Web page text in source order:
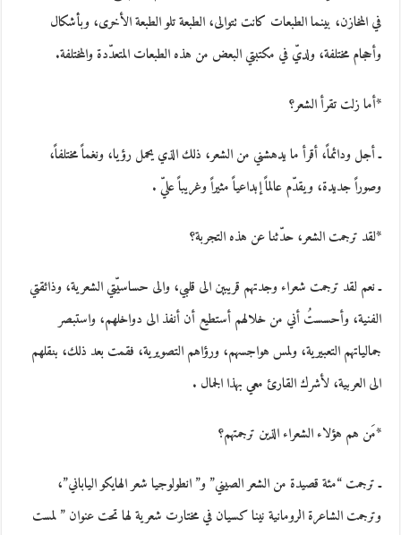
في المخازن، بينما الطبعات كانت تتوالى، الطبعة تلو الطبعة الأخرى، وبأشكال
وأحجام مختلفة، ولديّ في مكتبتي البعض من هذه الطبعات المتعدّدة والمختلفة.
*أما زلت تقرأ الشعر؟
ـ أجل ودائماً، أقرأ ما يدهشني من الشعر، ذلك الذي يحمل رؤيا، ونغماً مختلفاً،
وصوراً جديدة، ويقدّم عالماً إبداعياً مثيراً وغريباً عليّ .
*لقد ترجمت الشعر، حدّثنا عن هذه التجربة؟
ـ نعم لقد ترجمت شعراء وجدتهم قريبين الى قلبي، والى حساسيّتي الشعرية، وذائقتي
الفنية، وأحسستُ أني من خلالهم أستطيع أن أنفذ الى دواخلهم، واستبصر
جمالياتهم التعبيرية، ولمس هواجسهم، ورؤاهم التصويرية، فقمت بعد ذلك، بنقلهم
الى العربية، لأشرك القارئ معي بهذا الجمال .
*مَن هم هؤلاء الشعراء الذين ترجمتهم؟
ـ ترجمت “مئة قصيدة من الشعر الصيني” و” انطولوجيا شعر الهايكو الياباني”،
وترجمت الشاعرة الرومانية نينا كسيان في مختارت شعرية لها تحت عنوان ” لمست